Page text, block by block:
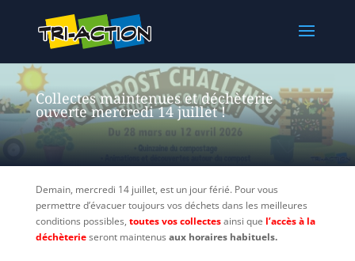
Collectes maintenues et déchèterie
ouverte mercredi 14 juillet !
Demain, mercredi 14 juillet, est un jour férié. Pour vous
permettre d’évacuer toujours vos déchets dans les meilleures
conditions possibles, toutes vos collectesainsi que l’accès à la
déchèterieseront maintenus aux horaires habituels.